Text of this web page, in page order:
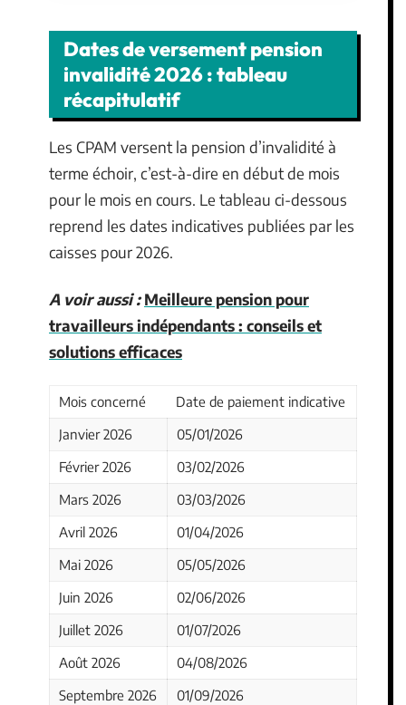
Dates de versement pension
invalidité 2026 : tableau
récapitulatif
Les CPAM versent la pension d’invalidité à
terme échoir, c’est-à-dire en début de mois
pour le mois en cours. Le tableau ci-dessous
reprend les dates indicatives publiées par les
caisses pour 2026.
A voir aussi : Meilleure pension pour
travailleurs indépendants : conseils et
solutions efficaces
Mois concerné
Date de paiement indicative
Janvier 2026
05/01/2026
Février 2026
03/02/2026
Mars 2026
03/03/2026
Avril 2026
01/04/2026
Mai 2026
05/05/2026
Juin 2026
02/06/2026
Juillet 2026
01/07/2026
Août 2026
04/08/2026
Septembre 2026
01/09/2026